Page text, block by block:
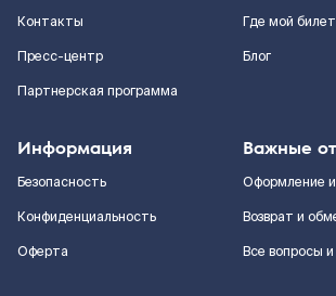
Контакты
Пресс-центр
Партнерская программа
Где мой билет
Блог
Информация
Безопасность
Конфиденциальность
Оферта
Важные
Оформление и
Возврат и
Все вопросы